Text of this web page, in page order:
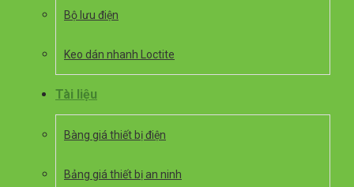
Bộ lưu điện
Keo dán nhanh Loctite
Tài liệu
Bàng giá thiết bị điện
Bảng giá thiết bị an ninh